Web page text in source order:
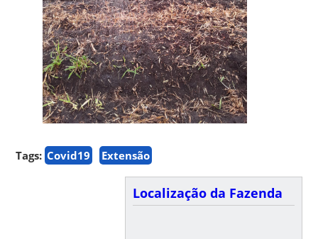
Tags: Covid19 Extensão
Localização da Fazenda